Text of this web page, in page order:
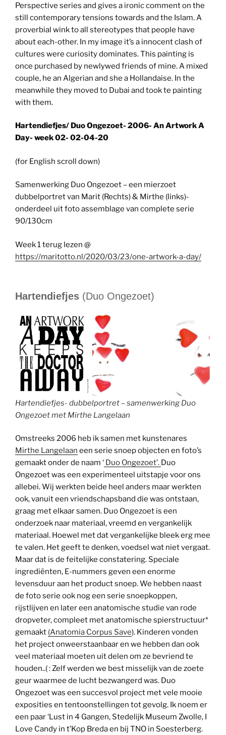
Perspective series and gives a ironic comment on the
still contemporary tensions towards and the Islam. A
proverbial wink to all stereotypes that people have
about each-other. In my image it’s a innocent clash of
cultures were curiosity dominates. This painting is
once purchased by newlywed friends of mine. A mixed
couple, he an Algerian and she a Hollandaise. In the
meanwhile they moved to Dubai and took te painting
with them.
Hartendiefjes/ Duo Ongezoet- 2006- An Artwork A
Day- week 02- 02-04-20
(for English scroll down)
Samenwerking Duo Ongezoet – een mierzoet
dubbelportret van Marit (Rechts) & Mirthe (links)-
onderdeel uit foto assemblage van complete serie
90/130cm
Week 1 terug lezen @
https://maritotto.nl/2020/03/23/one-artwork-a-day/
Hartendiefjes (Duo Ongezoet)
Hartendiefjes- dubbelportret – samenwerking Duo
Ongezoet met Mirthe Langelaan
Omstreeks 2006 heb ik samen met kunstenares
Mirthe Langelaan een serie snoep objecten en foto’s
gemaakt onder de naam ‘ Duo Ongezoet’. Duo
Ongezoet was een experimenteel uitstapje voor ons
allebei. Wij werkten beide heel anders maar werkten
ook, vanuit een vriendschapsband die was ontstaan,
graag met elkaar samen. Duo Ongezoet is een
onderzoek naar materiaal, vreemd en vergankelijk
materiaal. Hoewel met dat vergankelijke bleek erg mee
te valen. Het geeft te denken, voedsel wat niet vergaat.
Maar dat is de feitelijke constatering. Speciale
ingrediënten, E-nummers geven een enorme
levensduur aan het product snoep. We hebben naast
de foto serie ook nog een serie snoepkoppen,
rijstlijven en later een anatomische studie van rode
dropveter, compleet met anatomische spierstructuur*
gemaakt (Anatomia Corpus Save). Kinderen vonden
het project onweerstaanbaar en we hebben dan ook
veel materiaal moeten uit delen om ze bevriend te
houden..( : Zelf werden we best misselijk van de zoete
geur waarmee de lucht bezwangerd was. Duo
Ongezoet was een succesvol project met vele mooie
exposities en tentoonstellingen tot gevolg. Ik noem er
een paar ‘Lust in 4 Gangen, Stedelijk Museum Zwolle, I
Love Candy in t’Kop Breda en bij TNO in Soesterberg.